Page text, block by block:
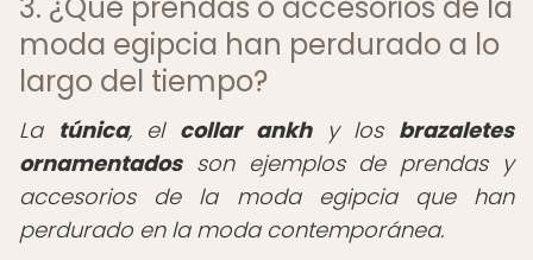
moda egipcia han perdurado a lo
largo del tiempo?
La túnica, el collar ankhy los brazaletes
ornamentadosson ejemplos de prendas y
accesorios de la moda egipcia que han
perdurado en la moda contemporánea.